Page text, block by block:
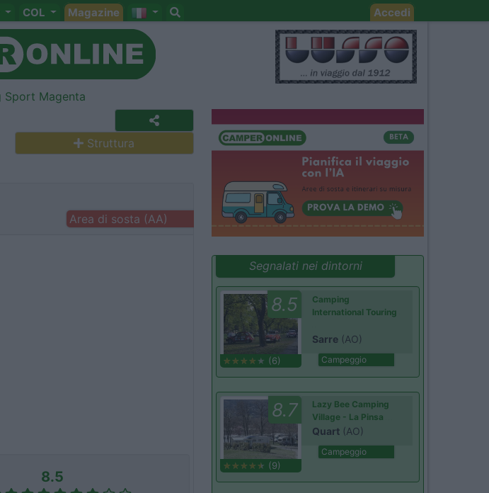
COL Magazine Accedi
Struttura
Area di sosta (AA)
8.5
Segnalati nei dintorni
8.5
(6)
Camping
International Touring
Sarre (AO)
Campeggio
8.7
(9)
Lazy Bee Camping
Village - La Pinsa
Quart (AO)
Campeggio